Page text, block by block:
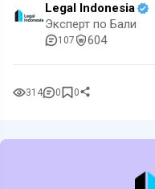
Legal Indonesia
Эксперт по Бали
107 604
314 0 0